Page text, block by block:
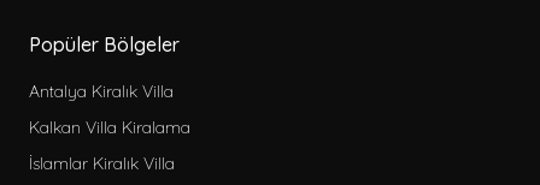
Popüler Bölgeler
Antalya Kiralık Villa
Kalkan Villa Kiralama
İslamlar Kiralık Villa